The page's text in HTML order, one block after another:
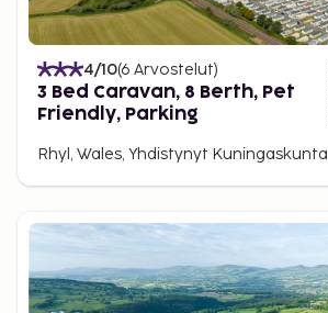
4/10(6 Arvostelut)
3 Bed Caravan, 8 Berth, Pet
Friendly, Parking
Rhyl, Wales, Yhdistynyt Kuningaskunta